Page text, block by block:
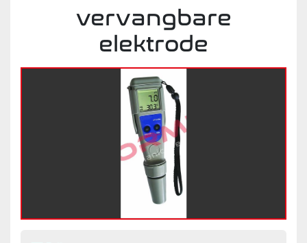
vervangbare
elektrode